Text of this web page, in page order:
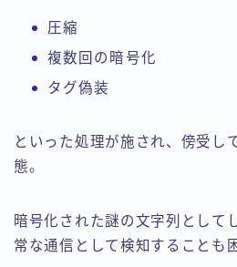
圧縮
複数回の暗号化
タグ偽装
といった処理が施され、傍受し
態。
暗号化された謎の文字列として
常な通信として検知することも